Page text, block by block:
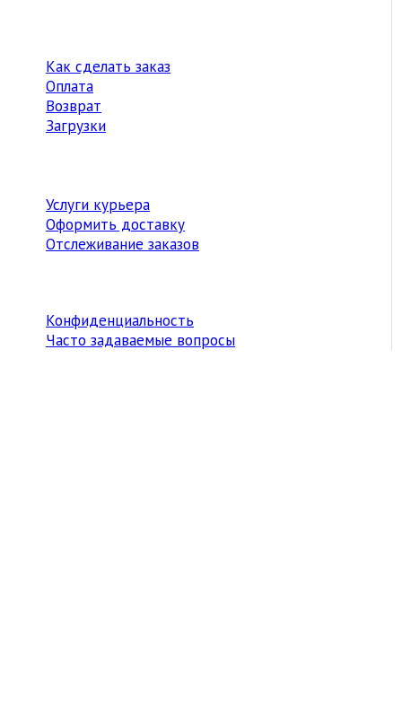
Как сделать заказ
Оплата
Возврат
Загрузки
Услуги курьера
Оформить доставку
Отслеживание заказов
Конфиденциальность
Часто задаваемые вопросы